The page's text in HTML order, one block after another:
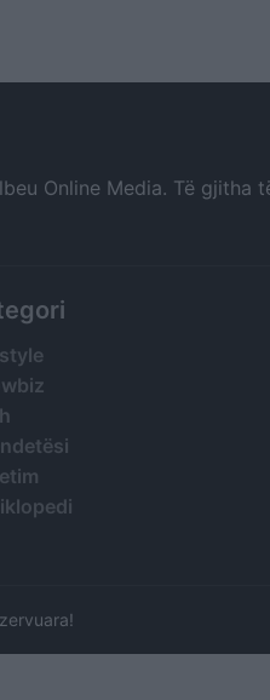
Online Media. Të gjitha